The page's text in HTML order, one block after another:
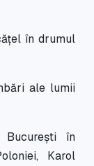
în drumul
ale lumii
în
Karol